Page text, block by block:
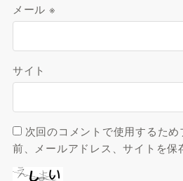
メール ※
サイト
次回のコメントで使用するた
前、メールアドレス、サイトを保